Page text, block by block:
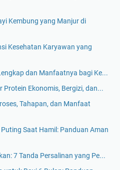
Kembung yang Manjur di
Kesehatan Karyawan yang
dan Manfaatnya bagi Ke...
Protein Ekonomis, Bergizi, dan...
Tahapan, dan Manfaat
Saat Hamil: Panduan Aman
7 Tanda Persalinan yang Pe...